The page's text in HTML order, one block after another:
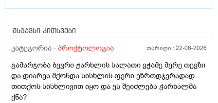
მსგავსი კითხვები
კატეგორია - პროქტოლოგია თარიღი :22-06-2026
გამარჯობა ბევრი ჭარხლის სალათი ვჭამე მერე თევზი
და დიარეა მქონდა სისხლის ფერი ეზრთდჯერადად
თითქოს სისხლივით იყო და ეს შეიძლება ჭარხალმა
ქნა?